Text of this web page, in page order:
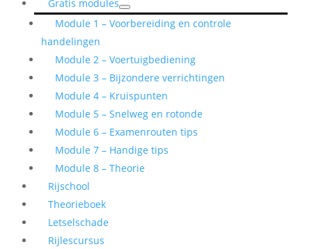
Gratis modules
Module 1 – Voorbereiding en controle
handelingen
Module 2 – Voertuigbediening
Module 3 – Bijzondere verrichtingen
Module 4 – Kruispunten
Module 5 – Snelweg en rotonde
Module 6 – Examenrouten tips
Module 7 – Handige tips
Module 8 – Theorie
Rijschool
Theorieboek
Letselschade
Rijlescursus